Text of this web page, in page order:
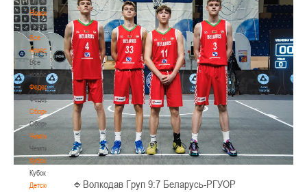
Новости
Новости
Все
новости
Все
новости
Федерация
Федерация
Сборные
Сборные
Чемпионат
Чемпионат
Кубок
Кубок
Детско-
🔹Волкодав Груп 9:7 Беларусь-РГУОР